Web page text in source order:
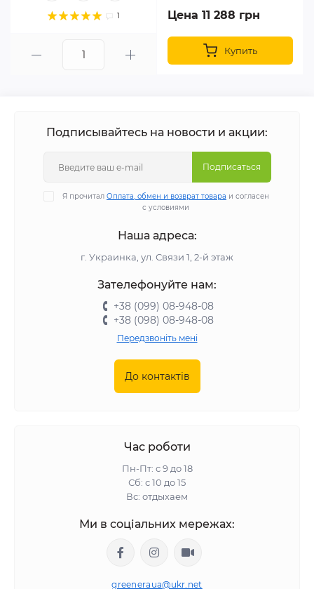
1 Цена 11 288 грн
Купить
Подписывайтесь на новости и акции:
Подписаться
Я прочитал Оплата, обмен и возврат товара и согласен
с условиями
Наша адреса:
г. Украинка, ул. Связи 1, 2-й этаж
Зателефонуйте нам:
+38 (099) 08-948-08
+38 (098) 08-948-08
Передзвоніть мені
До контактів
Час роботи
Пн-Пт: с 9 до 18
Сб: с 10 до 15
Вс: отдыхаем
Ми в соціальних мережах:
greeneraua@ukr.net